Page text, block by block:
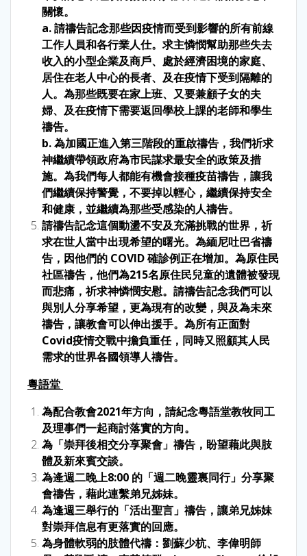
關懷。
a. 請禱告記念那些因疫情而受到影響的所有前線
工作人員和各行業人仕。求主憐憫幫助那些失去
收入的小型企業及商戶、處於經濟困境的家庭、
居住在老人中心的長者、及在疫情下受到隔離的
人。為那些既要在家上班、又要兼顧子女的夫
婦、及在疫情下需要返回學校上課的老師和學生
禱告。
b. 為加國正進入第三階段的重啟禱告，我們祈求
神繼續帶領政府為市民謀求最安全的政策及措
施。為我們每人都能有機會接種疫苗禱告，讓我
們繼續保持警覺，不要掉以輕心，繼續保持安全
和健康，並繼續為那些受感染的人禱告。
請禱告記念這個動盪不安及充滿挑戰的世界，祈
求在世人當中出現希望的曙光。為緬尼吐巴省禱
告，因他們的 COVID 確診例正在增加。為原住民
社區禱告，他們為215名原住民兒童的遺體被發現
而悲痛，祈求神憐憫安慰。請禱告記念我們可以
與別人分享希望，更為現有的改變，與及為未來
禱告，讓教會可以伸出援手。為所有正面對
Covid疫情交戰中擔負重任，同時又照顧其人民
需求的世界各國領導人禱告。
粵語堂
為配合教會2021年方向，請紀念粵語堂教牧同工
及理事們一起商討落實的方向。
為「崇拜後相交分享聚會」禱告，盼望藉此與肢
體及新來賓交談。
為逄週二晚上8:00 的「週二晚靈裏同行」分享聚
會禱告，藉此連繫弟兄姊妹。
為逢週三舉行的「活出聖言」禱告，讓弟兄姊妹
對崇拜信息有更落實的回應。
為身體軟弱的肢體代禱：劉蘇少杭、李偉明師